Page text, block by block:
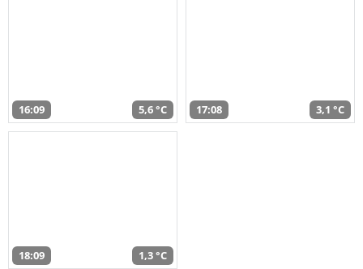
16:09 5,6 °C 17:08 3,1 °C
18:09 1,3 °C